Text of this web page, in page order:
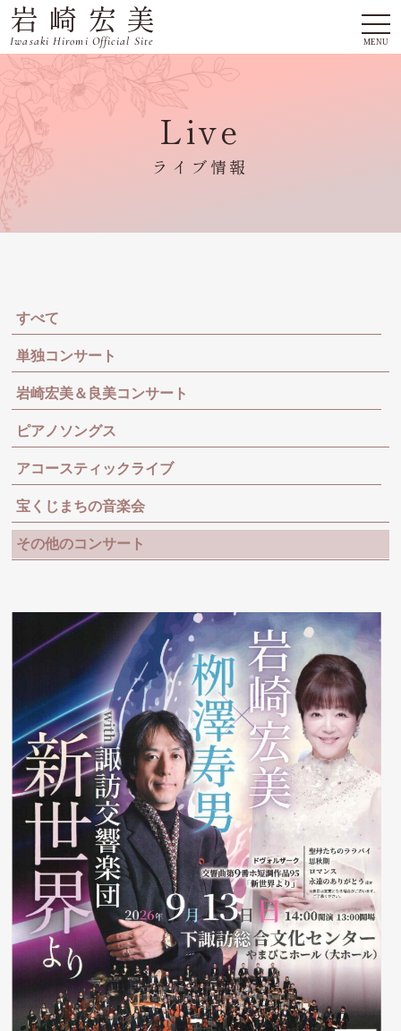
岩崎宏美
Iwasaki Hiromi Official Site MENU
Live
ライブ情報
すべて
単独コンサート
岩崎宏美＆良美コンサート
ピアノソングス
アコースティックライブ
宝くじまちの音楽会
その他のコンサート